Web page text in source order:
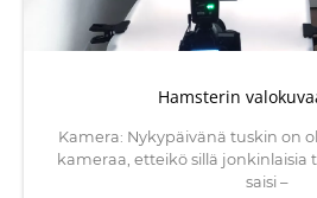
Hamsterin
Kamera: Nykypäivänä tuskin on
kameraa, etteikö sillä
saisi –